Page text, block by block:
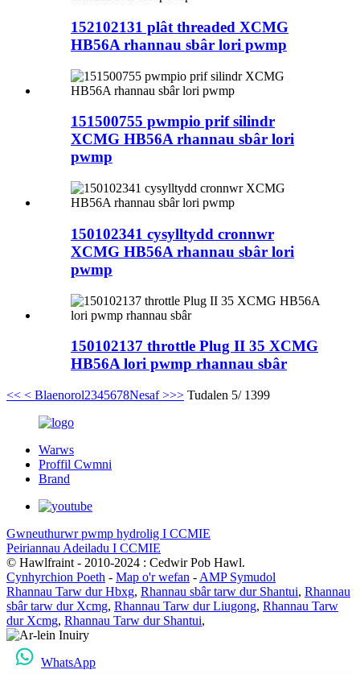
152102131 plât threaded XCMG
HB56A rhannau sbâr lori pwmp
151500755 pwmpio prif silindr
XCMG HB56A rhannau sbâr lori
pwmp
150102341 cysylltydd cronnwr
XCMG HB56A rhannau sbâr lori
pwmp
150102137 throttle Plug II 35 XCMG
HB56A lori pwmp rhannau sbâr
<< < Blaenorol2345678Nesaf >>> Tudalen 5/ 1399
Warws
Proffil Cwmni
Brand
Gwneuthurwr pwmp hydrolig I CCMIE
Peiriannau Adeiladu I CCMIE
© Hawlfraint - 2010-2024 : Cedwir Pob Hawl.
Cynhyrchion Poeth - Map o'r wefan - AMP Symudol
Rhannau Tarw dur Hbxg, Rhannau sbâr tarw dur Shantui, Rhannau
sbâr tarw dur Xcmg, Rhannau Tarw dur Liugong, Rhannau Tarw
dur Xcmg, Rhannau Tarw dur Shantui,
WhatsApp